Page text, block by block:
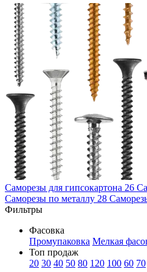
Саморезы для гипсокартона 26
Саморезы по металлу 28
Фильтры
Фасовка
Промупаковка Мелкая
Топ продаж
20 30 40 50 80 120 100 60 70